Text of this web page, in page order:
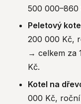
500 000–860
Peletový
200 000 Kč,
→ celkem za
Kč.
Kotel na
000 Kč,